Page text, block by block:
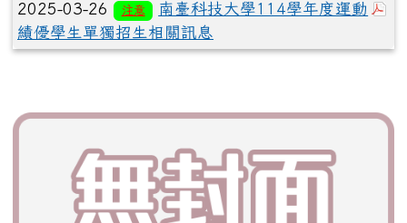
2025-03-26 注意
南臺科技大學114學年度運動
績優學生單獨招生相關訊息